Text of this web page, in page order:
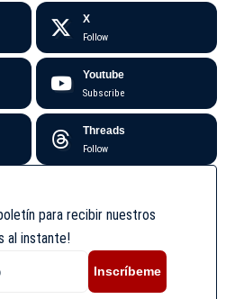
X
Follow
Youtube
Subscribe
Threads
Follow
para recibir nuestros
al instante!
Inscríbeme